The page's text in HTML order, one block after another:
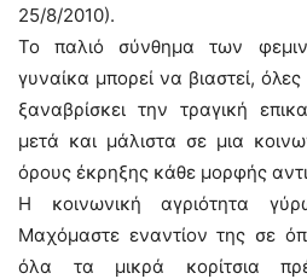
25/8/2010).
Το παλιό σύνθημα των
γυναίκα μπορεί να βιαστεί,
ξαναβρίσκει την τραγική
μετά και μάλιστα σε μια
όρους έκρηξης κάθε μορφής
Η κοινωνική αγριότητα
Μαχόμαστε εναντίον της σε
όλα τα μικρά κορίτσια